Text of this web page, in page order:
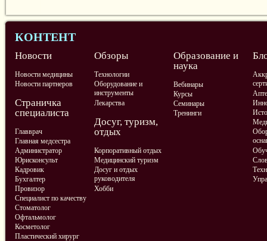
КОНТЕНТ
Новости
Новости медицины
Новости партнеров
Обзоры
Технологии
Оборудование и
инструменты
Лекарства
Образование и
наука
Вебинары
Курсы
Семинары
Тренинги
Страничка
специалиста
Главврач
Главная медсестра
Администратор
Юрисконсульт
Кадровик
Бухгалтер
Провизор
Специалист по качеству
Стоматолог
Офтальмолог
Косметолог
Пластический хирург
Досуг, туризм,
отдых
Корпоративный отдых
Медицинский туризм
Досуг и отдых
руководителя
Хобби